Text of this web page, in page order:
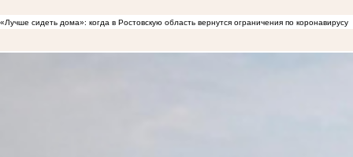
«Лучше сидеть дома»: когда в Ростовскую область вернутся ограничения по коронавирусу